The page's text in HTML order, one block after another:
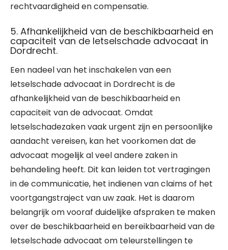
rechtvaardigheid en compensatie.
5. Afhankelijkheid van de beschikbaarheid en
capaciteit van de letselschade advocaat in
Dordrecht.
Een nadeel van het inschakelen van een
letselschade advocaat in Dordrecht is de
afhankelijkheid van de beschikbaarheid en
capaciteit van de advocaat. Omdat
letselschadezaken vaak urgent zijn en persoonlijke
aandacht vereisen, kan het voorkomen dat de
advocaat mogelijk al veel andere zaken in
behandeling heeft. Dit kan leiden tot vertragingen
in de communicatie, het indienen van claims of het
voortgangstraject van uw zaak. Het is daarom
belangrijk om vooraf duidelijke afspraken te maken
over de beschikbaarheid en bereikbaarheid van de
letselschade advocaat om teleurstellingen te